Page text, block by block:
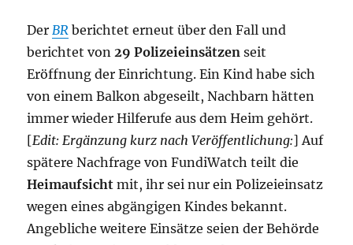
DerBR berichtet erneut über den Fall und
berichtet von29 Polizeieinsätzen seit
Eröffnung der Einrichtung. Ein Kind habe sich
von einem Balkon abgeseilt, Nachbarn hätten
immer wieder Hilferufe aus dem Heim gehört.
[Edit: Ergänzung kurz nach Veröffentlichung:] Auf
spätere Nachfrage von FundiWatch teilt die
Heimaufsicht mit, ihr sei nur ein Polizeieinsatz
wegen eines abgängigen Kindes bekannt.
Angebliche weitere Einsätze seien der Behörde